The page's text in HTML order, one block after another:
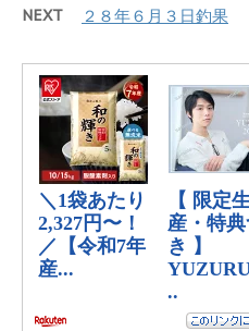
NEXT ２８年６月３日釣果